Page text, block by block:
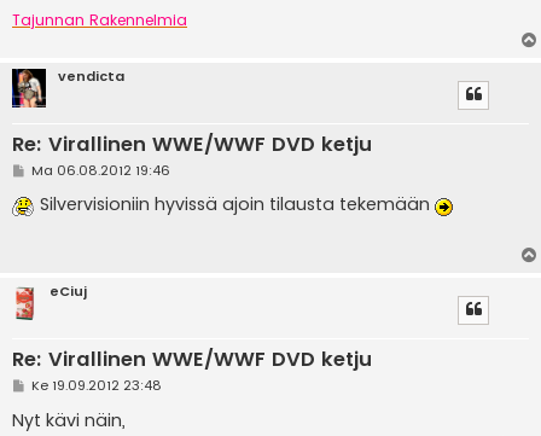
Tajunnan Rakennelmia
vendicta
Re: Virallinen WWE/WWF DVD ketju
V
e
s
Ma 06.08.2012 19:46
Silvervisioniin hyvissä ajoin tilausta tekemään
eCiuj
Re: Virallinen WWE/WWF DVD ketju
V
e
s
Ke 19.09.2012 23:48
Nyt kävi näin,